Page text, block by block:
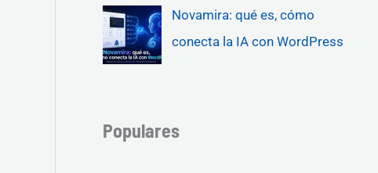
Novamira: qué es, cómo
conecta la IA con WordPress
Populares